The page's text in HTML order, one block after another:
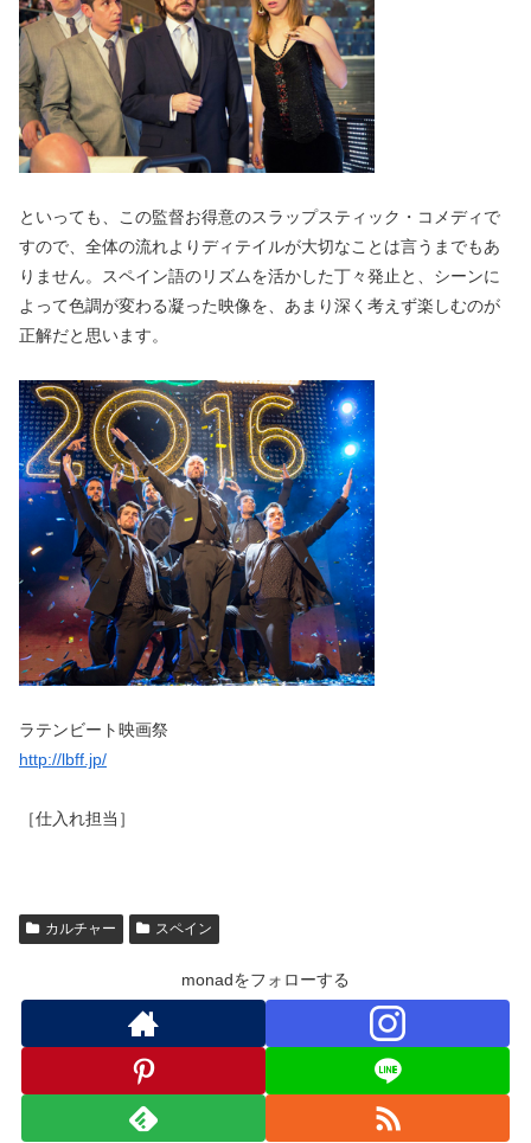
といっても、この監督お得意のスラップスティック・コメディで
すので、全体の流れよりディテイルが大切なことは言うまでもあ
りません。スペイン語のリズムを活かした丁々発止と、シーンに
よって色調が変わる凝った映像を、あまり深く考えず楽しむのが
正解だと思います。
ラテンビート映画祭
http://lbff.jp/
［仕入れ担当］
カルチャー スペイン
monadをフォローする